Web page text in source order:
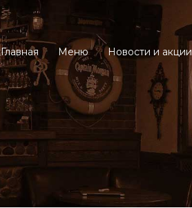
Главная Меню Новости и акции